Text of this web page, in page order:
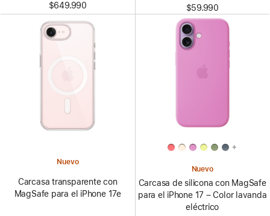
$649.990 $59.990
Nuevo
Carcasa transparente con
MagSafe para el iPhone 17e
+
Nuevo
Carcasa de silicona con MagSafe
para el iPhone 17 – Color lavanda
eléctrico